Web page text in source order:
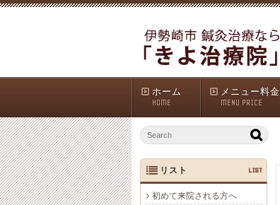
ホーム
HOME
メニュー料金
MENU PRICE
リスト LIST
初めて来院される方へ